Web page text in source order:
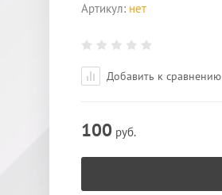
Артикул: нет
Добавить к сравнению
100 руб.